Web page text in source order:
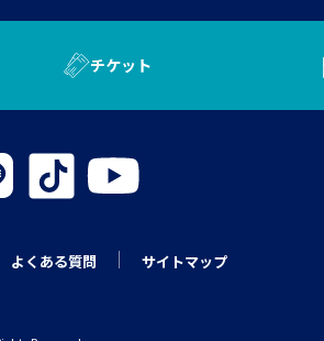
チケット
よくある質問 サイトマップ